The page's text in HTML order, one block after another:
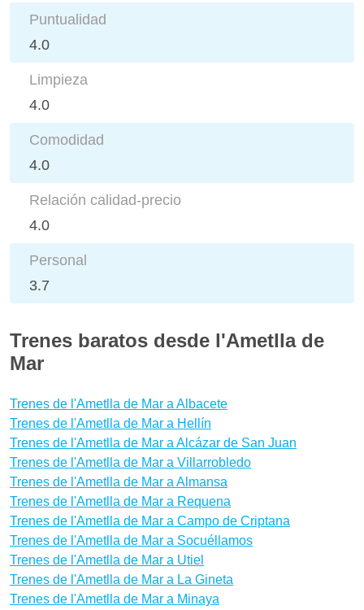
Puntualidad
4.0
Limpieza
4.0
Comodidad
4.0
Relación calidad-precio
4.0
Personal
3.7
Trenes baratos desde l'Ametlla de
Mar
Trenes de l'Ametlla de Mar a Albacete
Trenes de l'Ametlla de Mar a Hellín
Trenes de l'Ametlla de Mar a Alcázar de San Juan
Trenes de l'Ametlla de Mar a Villarrobledo
Trenes de l'Ametlla de Mar a Almansa
Trenes de l'Ametlla de Mar a Requena
Trenes de l'Ametlla de Mar a Campo de Criptana
Trenes de l'Ametlla de Mar a Socuéllamos
Trenes de l'Ametlla de Mar a Utiel
Trenes de l'Ametlla de Mar a La Gineta
Trenes de l'Ametlla de Mar a Minaya